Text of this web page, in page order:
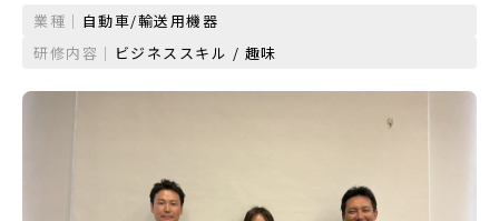
業種｜ 自動車/輸送用機器
研修内容｜ ビジネススキル / 趣味